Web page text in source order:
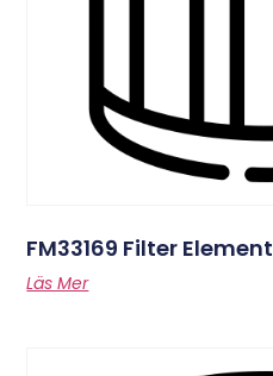
FM33169 Filter Element
Läs Mer